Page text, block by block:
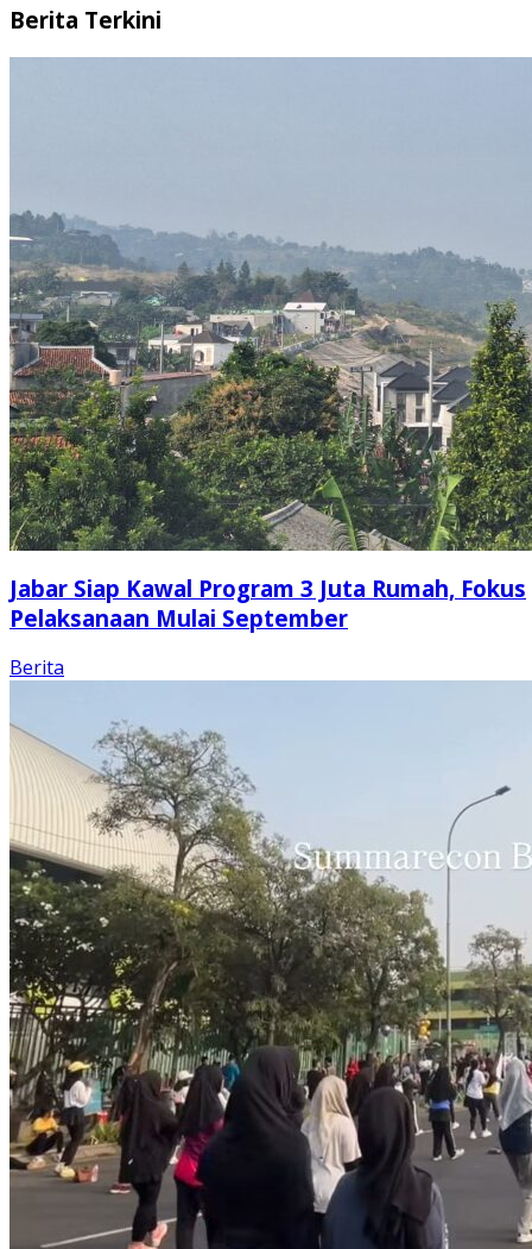
Berita Terkini
Jabar Siap Kawal Program 3 Juta Rumah, Fokus
Pelaksanaan Mulai September
Berita